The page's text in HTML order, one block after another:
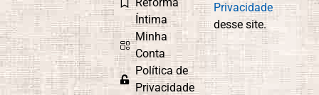
Íntima
Minha
Conta
Política de
Privacidade
Privacidade
desse site.